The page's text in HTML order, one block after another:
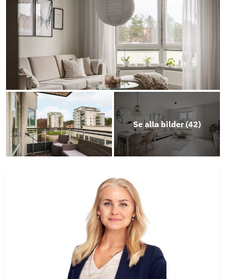
Stadgar
Årsredovisning 2025
Se alla bilder (42)